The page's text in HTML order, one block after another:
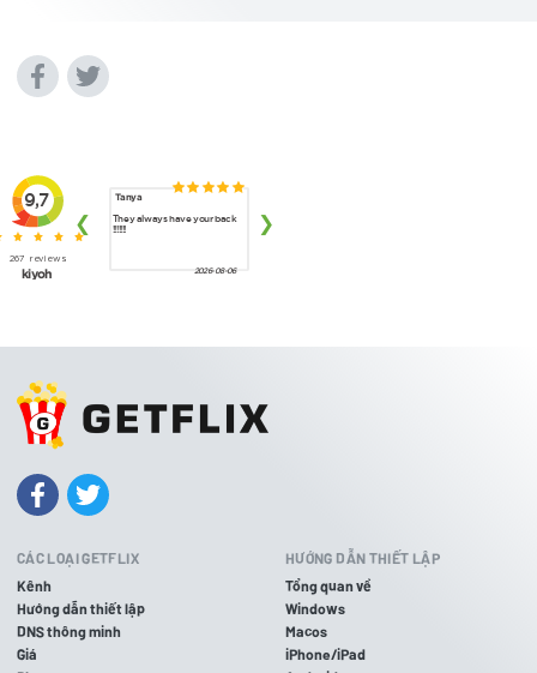
CÁC LOẠI GETFLIX
Kênh
Hướng dẫn thiết lập
DNS thông minh
Giá
HƯỚNG DẪN THIẾT LẬP
Tổng quan về
Windows
Macos
iPhone/iPad